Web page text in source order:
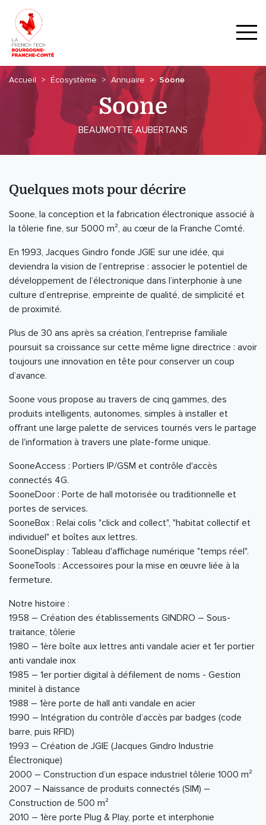
Accueil Écosystème Annuaire Soone
Soone
BEAUMOTTE AUBERTANS
Quelques mots pour décrire
Soone, la conception et la fabrication électronique associé à
la tôlerie fine, sur 5000 m², au cœur de la Franche Comté.
En 1993, Jacques Gindro fonde JGIE sur une idée, qui
deviendra la vision de l’entreprise : associer le potentiel de
développement de l’électronique dans l’interphonie à une
culture d’entreprise, empreinte de qualité, de simplicité et
de proximité.
Plus de 30 ans après sa création, l'entreprise familiale
poursuit sa croissance sur cette même ligne directrice : avoir
toujours une innovation en tête pour conserver un coup
d’avance.
Soone vous propose au travers de cinq gammes, des
produits intelligents, autonomes, simples à installer et
offrant une large palette de services tournés vers le partage
de l'information à travers une plate-forme unique.
SooneAccess : Portiers IP/GSM et contrôle d'accès
connectés 4G.
SooneDoor : Porte de hall motorisée ou traditionnelle et
portes de services.
SooneBox : Relai colis "click and collect", "habitat collectif et
individuel" et boîtes aux lettres.
SooneDisplay : Tableau d'affichage numérique "temps réel".
SooneTools : Accessoires pour la mise en œuvre liée à la
fermeture.
Notre histoire :
1958 – Création des établissements GINDRO – Sous-
traitance, tôlerie
1980 – 1ère boîte aux lettres anti vandale acier et 1er portier
anti vandale inox
1985 – 1er portier digital à défilement de noms - Gestion
minitel à distance
1988 – 1ère porte de hall anti vandale en acier
1990 – Intégration du contrôle d’accès par badges (code
barre, puis RFID)
1993 – Création de JGIE (Jacques Gindro Industrie
Électronique)
2000 – Construction d’un espace industriel tôlerie 1000 m²
2007 – Naissance de produits connectés (SIM) –
Construction de 500 m²
2010 – 1ère porte Plug & Play, porte et interphonie